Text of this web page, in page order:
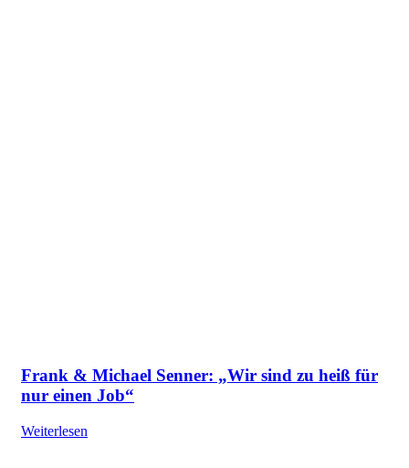
Frank & Michael Senner: „Wir sind zu heiß für
nur einen Job“
Weiterlesen